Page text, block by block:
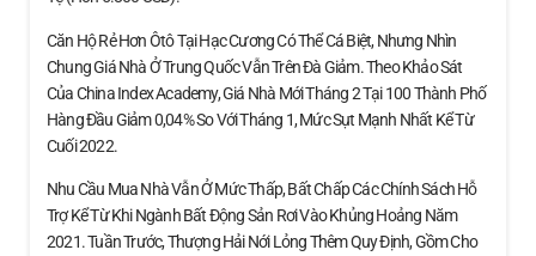
Căn Hộ Rẻ Hơn Ôtô Tại Hạc Cương Có Thể Cá Biệt, Nhưng Nhìn
Chung Giá Nhà Ở Trung Quốc Vẫn Trên Đà Giảm. Theo Khảo Sát
Của China Index Academy, Giá Nhà Mới Tháng 2 Tại 100 Thành Phố
Hàng Đầu Giảm 0,04% So Với Tháng 1, Mức Sụt Mạnh Nhất Kể Từ
Cuối 2022.
Nhu Cầu Mua Nhà Vẫn Ở Mức Thấp, Bất Chấp Các Chính Sách Hỗ
Trợ Kể Từ Khi Ngành Bất Động Sản Rơi Vào Khủng Hoảng Năm
2021. Tuần Trước, Thượng Hải Nới Lỏng Thêm Quy Định, Gồm Cho